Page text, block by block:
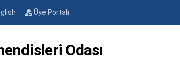
Üye Portalı
Odası